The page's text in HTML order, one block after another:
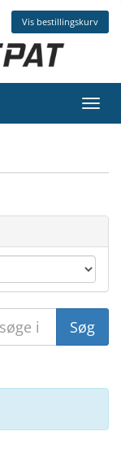
Vis bestillingskurv
Skift